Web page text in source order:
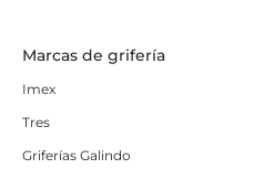
Marcas de grifería
Imex
Tres
Griferías Galindo